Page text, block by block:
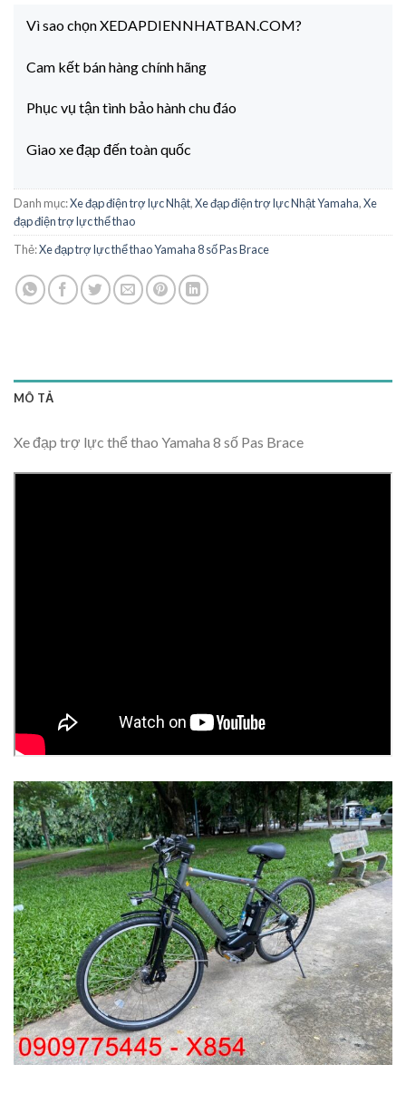
Vì sao chọn XEDAPDIENNHATBAN.COM?
Cam kết bán hàng chính hãng
Phục vụ tận tình bảo hành chu đáo
Giao xe đạp đến toàn quốc
Danh mục:Xe đạp điện trợ lực Nhật,Xe đạp điện trợ lực Nhật Yamaha,Xe
đạp điện trợ lực thể thao
Thẻ:Xe đạp trợ lực thể thao Yamaha 8 số Pas Brace
MÔ TẢ
Xe đạp trợ lực thể thao Yamaha 8 số Pas Brace